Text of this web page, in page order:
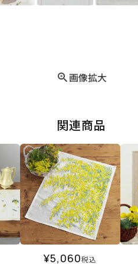
画像拡大
関連商品
¥5,060税込